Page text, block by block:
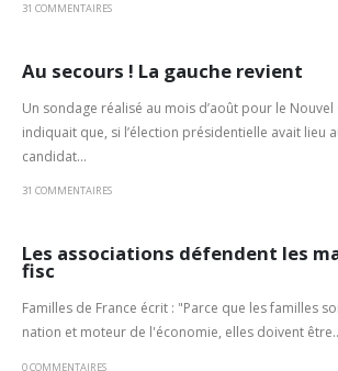
31 COMMENTAIRES
Au secours ! La gauche revient
Un sondage réalisé au mois d’août pour le
indiquait que, si l’élection présidentielle avait lieu
candidat...
31 COMMENTAIRES
Les associations défendent les
fisc
Familles de France écrit : "Parce que les familles
nation et moteur de l'économie, elles doivent
0 COMMENTAIRES